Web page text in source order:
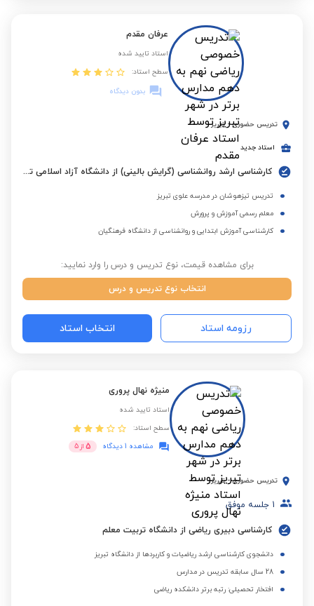
عرفان مقدم
استاد تایید شده
سطح استاد:
بدون دیدگاه
تدریس حضوری - تبریز
استاد جدید
کارشناسی ارشد روانشناسی (گرایش بالینی) از دانشگاه آزاد اسلامی تبریز
تدریس تیزهوشان در مدرسه علوی تبریز
معلم رسمی آموزش و پرورش
کارشناسی آموزش ابتدایی و روانشناسی از دانشگاه فرهنگیان
برای مشاهده قیمت، نوع تدریس و درس را وارد نمایید:
انتخاب نوع تدریس و درس
رزومه استاد انتخاب استاد
منیژه نهال پروری
استاد تایید شده
سطح استاد:
مشاهده 1 دیدگاه
5 از 5
تدریس حضوری - تبریز
1 جلسه موفق
کارشناسی دبیری ریاضی از دانشگاه تربیت معلم
دانشجوی کارشناسی ارشد ریاضیات و کاربردها از دانشگاه تبریز
28 سال سابقه تدریس در مدارس
افتخار تحصیلی: رتبه برتر دانشکده ریاضی